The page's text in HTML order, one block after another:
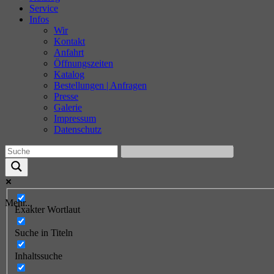
Service
Infos
Wir
Kontakt
Anfahrt
Öffnungszeiten
Katalog
Bestellungen | Anfragen
Presse
Galerie
Impressum
Datenschutz
Mehr...
Exakter Wortlaut
Suche in Titeln
Inhaltssuche